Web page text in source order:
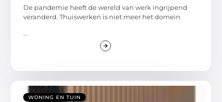
De pandemie heeft de wereld van werk ingrijpend
veranderd. Thuiswerken is niet meer het domein
...
WONING EN TUIN